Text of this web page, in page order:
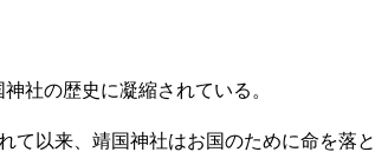
社の歴史に凝縮されている。
以来、靖国神社はお国のために命を落と